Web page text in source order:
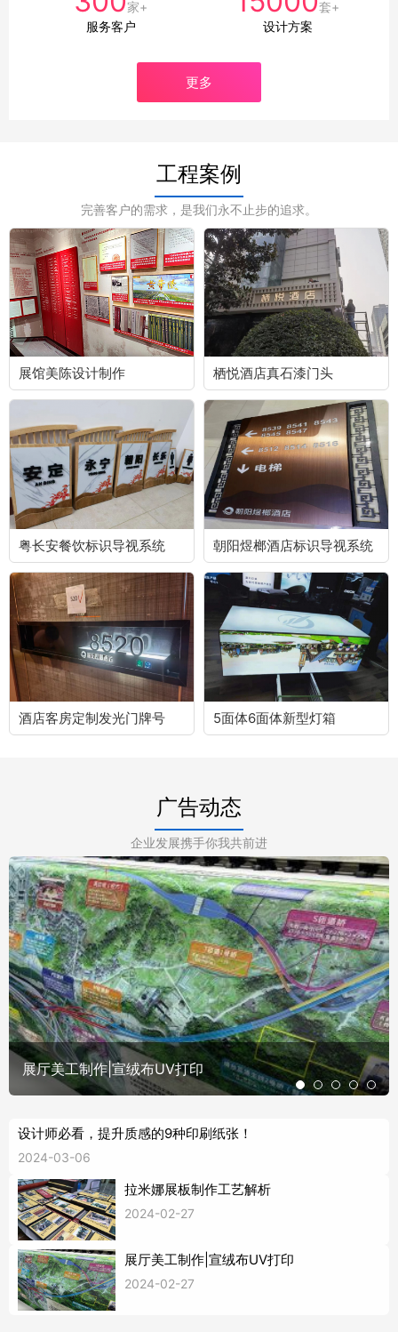
家+
服务客户
套+
设计方案
更多
工程案例
完善客户的需求，是我们永不止步的追求。
展馆美陈设计制作 栖悦酒店真石漆门头
粤长安餐饮标识导视系统 朝阳煜榔酒店标识导视系统
酒店客房定制发光门牌号 5面体6面体新型灯箱
广告动态
企业发展携手你我共前进
展厅美工制作|宣绒布UV打印
设计师必看，提升质感的9种印刷纸张！
2024-03-06
拉米娜展板制作工艺解析
2024-02-27
展厅美工制作|宣绒布UV打印
2024-02-27